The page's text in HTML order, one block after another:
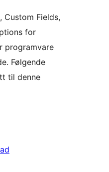
Custom Fields,
for
programvare
Følgende
til denne